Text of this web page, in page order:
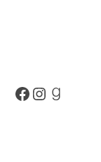
Facebook
Instagram
Goodreads